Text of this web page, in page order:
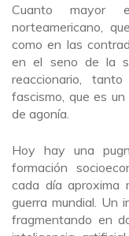
Cuanto mayor
norteamericano,
como en las
en el seno de la
reaccionario,
fascismo, que es
de agonía.
Hoy hay una
formación
cada día aproxima
guerra mundial. Un
fragmentando en